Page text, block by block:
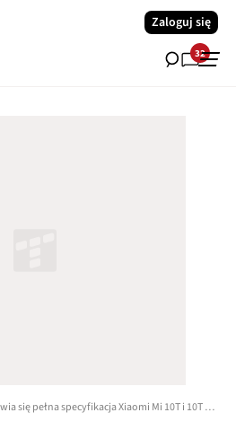
Zaloguj się
32
Pojawia się pełna specyfikacja Xiaomi Mi 10T i 10T Pro